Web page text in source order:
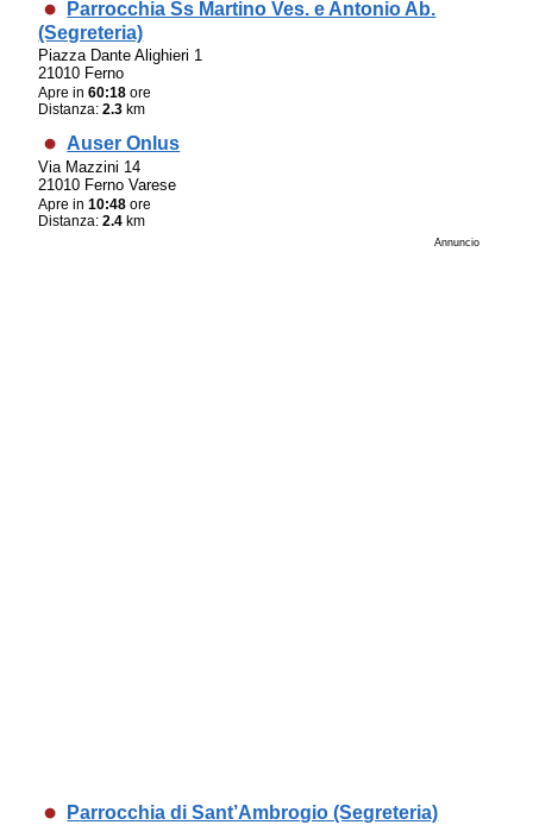
Parrocchia Ss Martino Ves. e Antonio Ab.
(Segreteria)
Piazza Dante Alighieri 1
21010 Ferno
Apre in60:18 ore
Distanza:2.3 km
Auser Onlus
Via Mazzini 14
21010 Ferno Varese
Apre in10:48 ore
Distanza:2.4 km
Annuncio
Parrocchia di Sant’Ambrogio (Segreteria)